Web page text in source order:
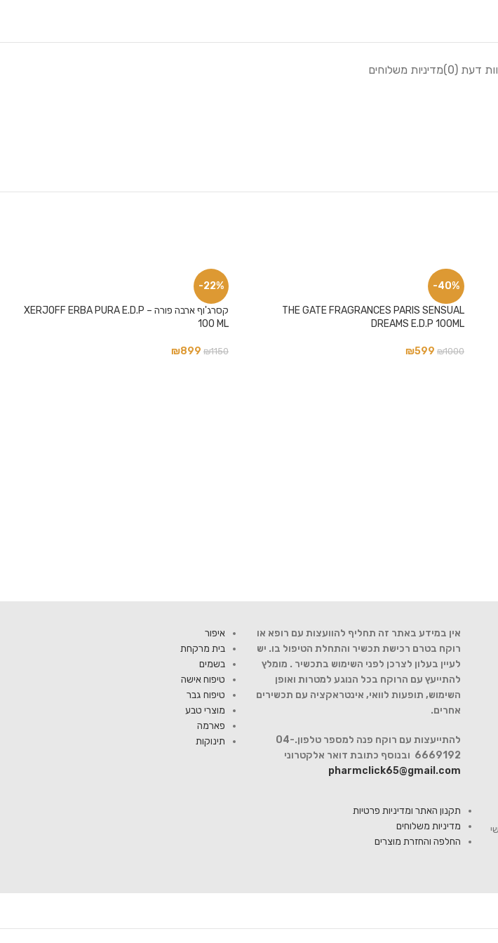
דעת (0) מדיניות משלוחים
-40%
THE GATE FRAGRANCES PARIS SENSUAL
DREAMS E.D.P 100ML
₪1000
₪599
-22%
קסרג'וף ארבה פורה – XERJOFF ERBA PURA E.D.P
100 ML
₪1150
₪899
איפור
בית מרקחת
בשמים
טיפוח אישה
טיפוח גבר
מוצרי טבע
פארמה
תינוקות
אין במידע באתר זה תחליף להוועצות עם רופא או
רוקח בטרם רכישת תכשיר והתחלת הטיפול בו. יש
לעיין בעלון לצרכן לפני השימוש בתכשיר . מומלץ
להתייעץ עם הרוקח בכל הנוגע למטרות ואופן
השימוש, תופעות לוואי, אינטראקציה עם תכשירים
אחרים.
להתייעצות עם רוקח פנה למספר טלפון.04-
6669192 ובנוסף כתובת דואר אלקטרוני
pharmclick65@gmail.com
תקנון האתר ומדיניות פרטיות
מדיניות משלוחים
החלפה והחזרת מוצרים